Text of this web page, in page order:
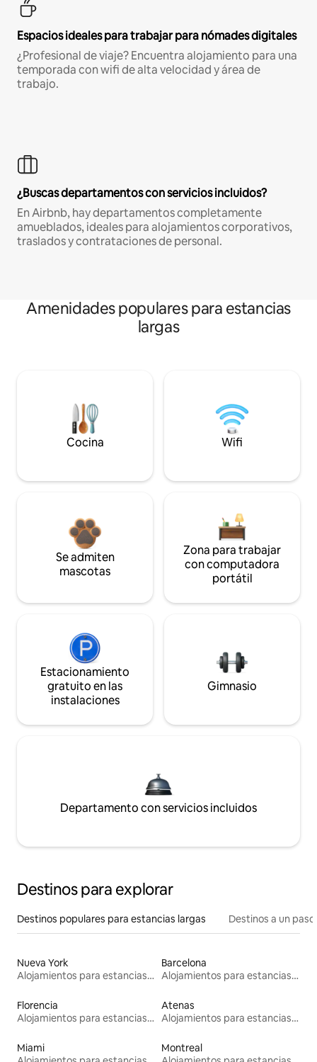
Espacios ideales para trabajar para nómades digitales
¿Profesional de viaje? Encuentra alojamiento para una
temporada con wifi de alta velocidad y área de
trabajo.
¿Buscas departamentos con servicios incluidos?
En Airbnb, hay departamentos completamente
amueblados, ideales para alojamientos corporativos,
traslados y contrataciones de personal.
Amenidades populares para estancias
largas
Cocina Wifi
Se admiten
mascotas
Zona para trabajar
con computadora
portátil
Estacionamiento
gratuito en las
instalaciones
Gimnasio
Departamento con servicios incluidos
Destinos para explorar
Destinos populares para estancias largas Destinos a un
Nueva York
Alojamientos para estancias largas
Barcelona
Alojamientos para estancias largas
Florencia
Alojamientos para estancias largas
Atenas
Alojamientos para estancias largas
Miami
Montreal